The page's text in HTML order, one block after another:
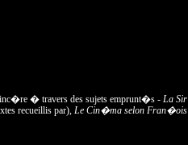
� travers des sujets emprunt�s - La
recueillis par), Le Cin�ma selon Fran�ois